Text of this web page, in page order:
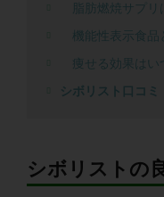
脂肪燃焼サプリ
機能性表示食品
痩せる効果はい
シボリスト口コミ
シボリストの